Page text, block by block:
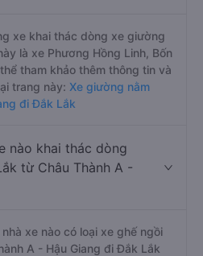
xe khai thác dòng xe giường
là xe Phương Hồng Linh, Bốn
tham khảo thêm thông tin và
trang này: Xe giường nằm
đi Đắk Lắk
nào khai thác dòng
từ Châu Thành A -
xe nào có loại xe ghế ngồi
A - Hậu Giang đi Đắk Lắk